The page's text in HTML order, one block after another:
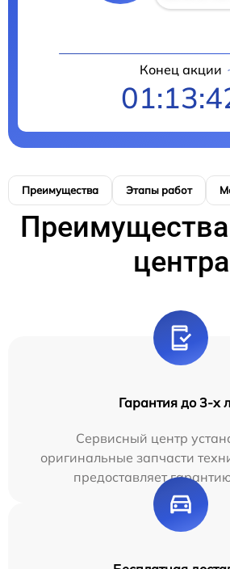
Конец акции
Преимущества Этапы работ
центра
Гарантия до 3-х
Сервисный центр
оригинальные запчасти
предоставляет